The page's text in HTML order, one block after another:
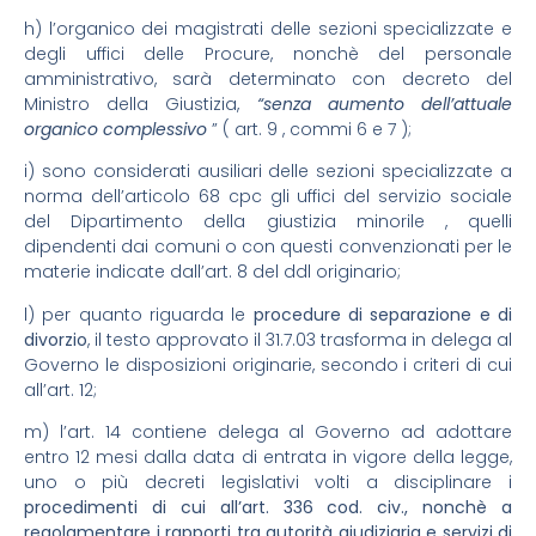
h) l’organico dei magistrati delle sezioni specializzate e
degli uffici delle Procure, nonchè del personale
amministrativo, sarà determinato con decreto del
Ministro della Giustizia, “senza aumento dell’attuale
organico complessivo ” ( art. 9 , commi 6 e 7 );
i) sono considerati ausiliari delle sezioni specializzate a
norma dell’articolo 68 cpc gli uffici del servizio sociale
del Dipartimento della giustizia minorile , quelli
dipendenti dai comuni o con questi convenzionati per le
materie indicate dall’art. 8 del ddl originario;
l) per quanto riguarda le procedure di separazione e di
divorzio, il testo approvato il 31.7.03 trasforma in delega al
Governo le disposizioni originarie, secondo i criteri di cui
all’art. 12;
m) l’art. 14 contiene delega al Governo ad adottare
entro 12 mesi dalla data di entrata in vigore della legge,
uno o più decreti legislativi volti a disciplinare i
procedimenti di cui all’art. 336 cod. civ., nonchè a